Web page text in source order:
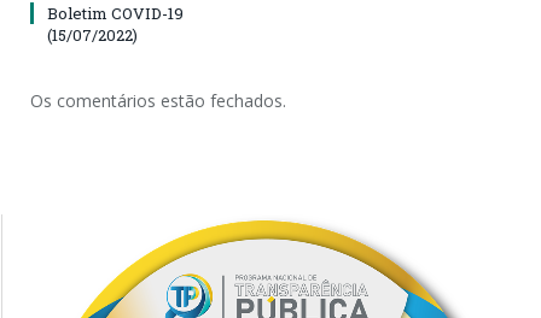
Boletim COVID-19
(15/07/2022)
Os comentários estão fechados.